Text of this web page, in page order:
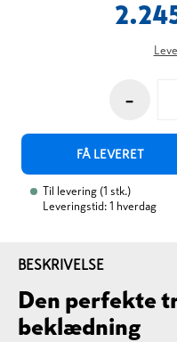
-
FÅ LEVERET
Til levering (1 stk.)
Leveringstid: 1 hverdag
BESKRIVELSE
Den perfekte
beklædning